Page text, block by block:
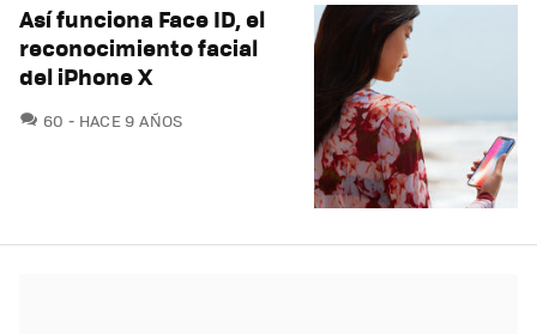
Así funciona Face ID, el
reconocimiento facial
del iPhone X
60 COMENTARIOS
HACE 9 AÑOS